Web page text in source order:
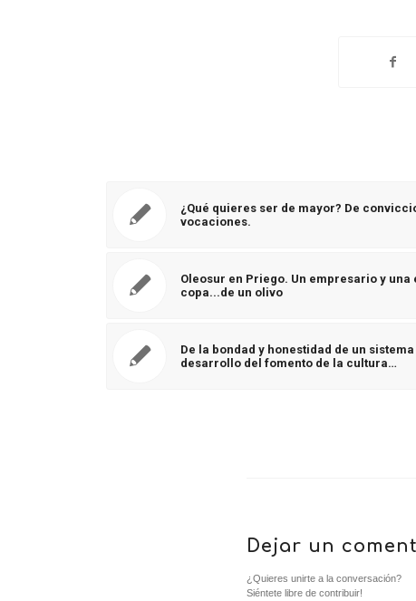
¿Qué quieres ser de mayor? De
vocaciones.
Oleosur en Priego. Un empresario y
copa...de un olivo
De la bondad y honestidad de un
desarrollo del fomento de la cultura…
Dejar un
¿Quieres unirte a la conversación?
Siéntete libre de contribuir!